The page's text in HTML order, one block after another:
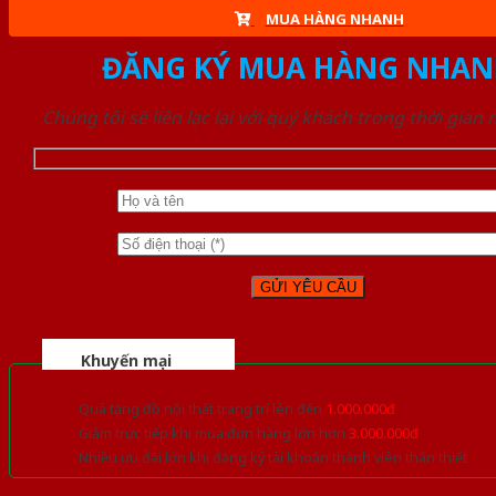
MUA HÀNG NHANH
ĐĂNG KÝ MUA HÀNG
Chúng tôi sẽ liên lạc lại với quý khách trong thời gian
Khuyến mại
Quà tặng đồ nội thất trang trí lên đến 1.000.000đ
Giảm trực tiếp khi mua đơn hàng lớn hơn 3.000.000đ
Nhiều ưu đãi lớn khi đăng ký tài khoản thành viên thân thiết